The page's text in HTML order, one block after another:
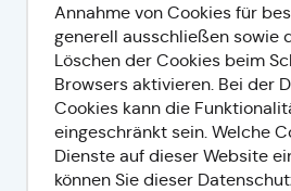
Annahme von Cookies für
generell ausschließen sowie
Löschen der Cookies beim
Browsers aktivieren. Bei der
Cookies kann die
eingeschränkt sein. Welche
Dienste auf dieser Website
können Sie dieser